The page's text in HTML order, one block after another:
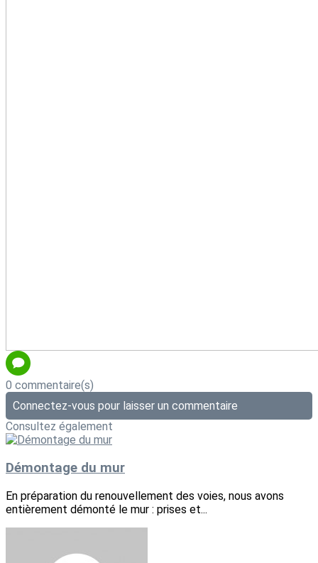
0 commentaire(s)
Connectez-vous pour laisser un commentaire
Consultez également
Démontage du mur
En préparation du renouvellement des voies, nous avons
entièrement démonté le mur : prises et...